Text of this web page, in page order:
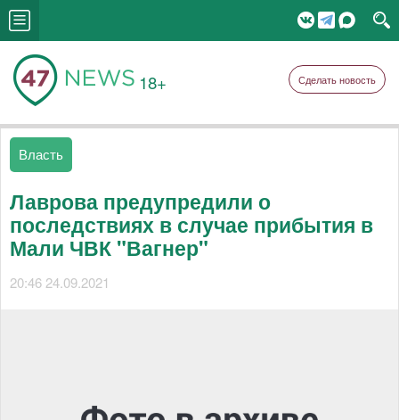
18+ Сделать новость
Власть
Лаврова предупредили о
последствиях в случае прибытия в
Мали ЧВК "Вагнер"
20:46 24.09.2021